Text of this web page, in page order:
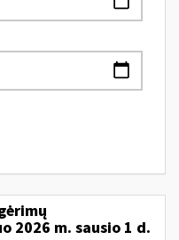
2026 m. sausio 1 d.